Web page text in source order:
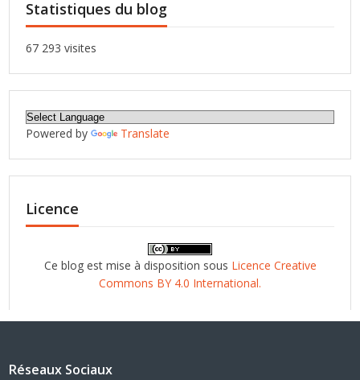
Statistiques du blog
67 293 visites
Powered by Translate
Licence
Ce blog est mise à disposition sous Licence Creative
Commons BY 4.0 International.
Réseaux Sociaux